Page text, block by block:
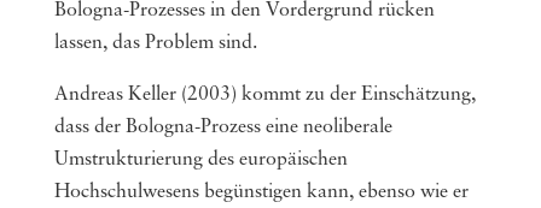
Bologna-Prozesses in den Vordergrund rücken
lassen, das Problem sind.
Andreas Keller (2003) kommt zu der Einschätzung,
dass der Bologna-Prozess eine neoliberale
Umstrukturierung des europäischen
Hochschulwesens begünstigen kann, ebenso wie er